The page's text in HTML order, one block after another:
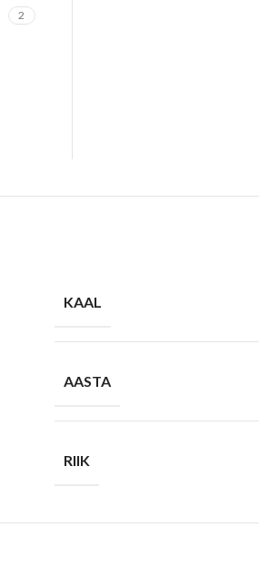
2
KAAL
AASTA
RIIK